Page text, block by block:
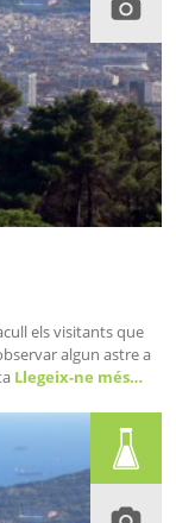
els visitants que
algun astre a
Llegeix-ne més…